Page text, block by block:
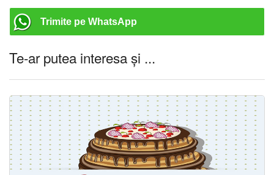
Trimite pe WhatsApp
Te-ar putea interesa și ...